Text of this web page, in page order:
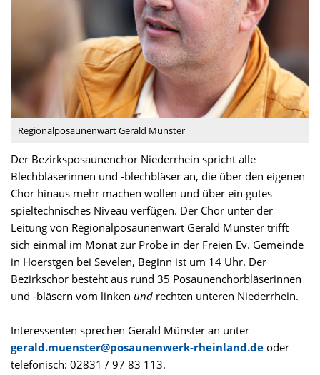
Regionalposaunenwart Gerald Münster
Der Bezirksposaunenchor Niederrhein spricht alle
Blechbläserinnen und -blechbläser an, die über den eigenen
Chor hinaus mehr machen wollen und über ein gutes
spieltechnisches Niveau verfügen. Der Chor unter der
Leitung von Regionalposaunenwart Gerald Münster trifft
sich einmal im Monat zur Probe in der Freien Ev. Gemeinde
in Hoerstgen bei Sevelen, Beginn ist um 14 Uhr. Der
Bezirkschor besteht aus rund 35 Posaunenchorbläserinnen
und -bläsern vom linken und rechten unteren Niederrhein.
Interessenten sprechen Gerald Münster an unter
gerald.muenster@posaunenwerk-rheinland.de oder
telefonisch: 02831 / 97 83 113.